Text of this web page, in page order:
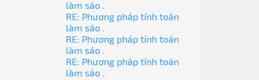
làm sáo .
RE: Phương pháp tính toán
làm sáo .
RE: Phương pháp tính toán
làm sáo .
RE: Phương pháp tính toán
làm sáo .